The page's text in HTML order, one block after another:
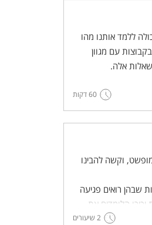
ללמד אותנו מהו
עם מגוון
אלה.
60 דקות
וקשה להבינו
שבהן רואים פגיעה
הלומדים את
זו תוביל אותנו
2 שיעורים